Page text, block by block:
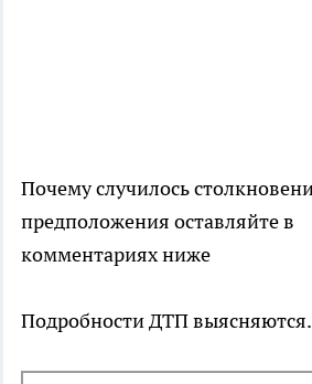
Почему случилось
предположения оставляйте в
комментариях ниже
Подробности ДТП выясняются.